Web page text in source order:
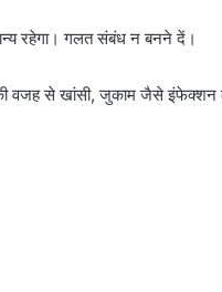
रहेगा। गलत संबंध न बनने दें।
वजह से खांसी, जुकाम जैसे इंफेक्शन